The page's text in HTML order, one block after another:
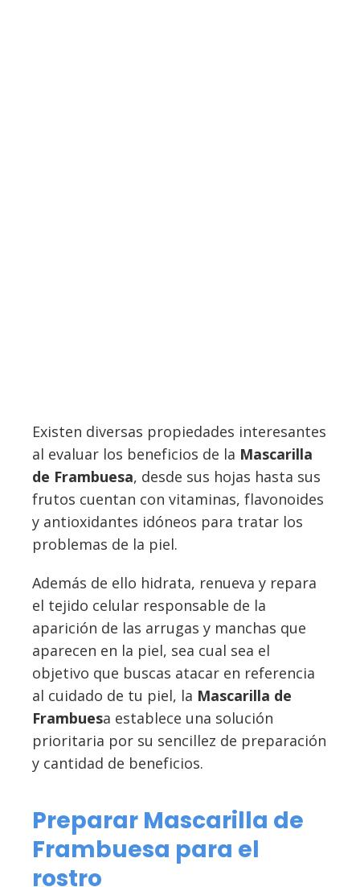
Existen diversas propiedades interesantes
al evaluar los beneficios de la Mascarilla
de Frambuesa, desde sus hojas hasta sus
frutos cuentan con vitaminas, flavonoides
y antioxidantes idóneos para tratar los
problemas de la piel.
Además de ello hidrata, renueva y repara
el tejido celular responsable de la
aparición de las arrugas y manchas que
aparecen en la piel, sea cual sea el
objetivo que buscas atacar en referencia
al cuidado de tu piel, la Mascarilla de
Frambuesa establece una solución
prioritaria por su sencillez de preparación
y cantidad de beneficios.
Preparar Mascarilla de
Frambuesa para el
rostro